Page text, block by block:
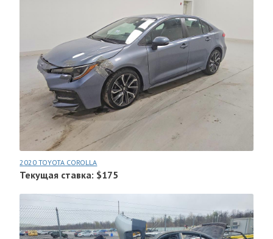
2020 TOYOTA COROLLA
Текущая ставка: $175